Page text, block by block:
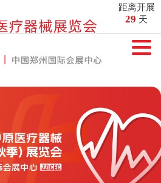
距离开展
29 天